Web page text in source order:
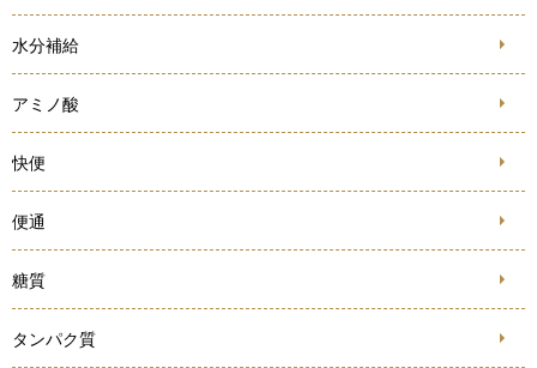
水分補給
アミノ酸
快便
便通
糖質
タンパク質